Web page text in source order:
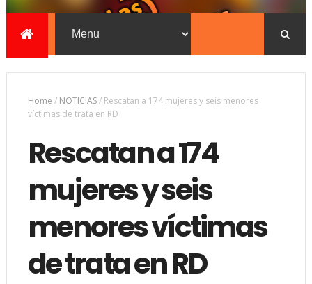
Home / NOTICIAS/ Rescatan a 174 mujeres y seis menores
víctimas de trata en RD
Rescatan a 174
mujeres y seis
menores víctimas
de trata en RD